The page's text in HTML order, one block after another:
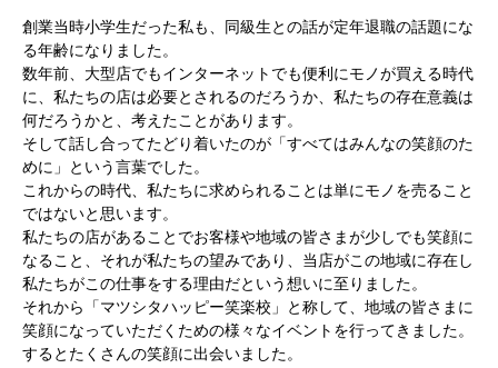
創業当時小学生だった私も、同級生との話が定年退職の話題にな
る年齢になりました。
数年前、大型店でもインターネットでも便利にモノが買える時代
に、私たちの店は必要とされるのだろうか、私たちの存在意義は
何だろうかと、考えたことがあります。
そして話し合ってたどり着いたのが「すべてはみんなの笑顔のた
めに」という言葉でした。
これからの時代、私たちに求められることは単にモノを売ること
ではないと思います。
私たちの店があることでお客様や地域の皆さまが少しでも笑顔に
なること、それが私たちの望みであり、当店がこの地域に存在し
私たちがこの仕事をする理由だという想いに至りました。
それから「マツシタハッピー笑楽校」と称して、地域の皆さまに
笑顔になっていただくための様々なイベントを行ってきました。
するとたくさんの笑顔に出会いました。